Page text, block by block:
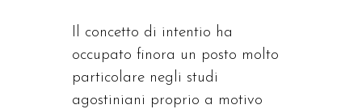
Il concetto di intentio ha
occupato finora un posto molto
particolare negli studi
agostiniani proprio a motivo